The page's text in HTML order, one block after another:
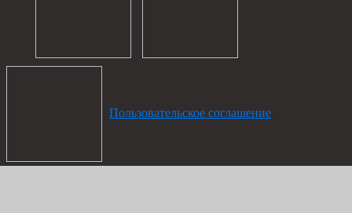
Пользовательское соглашение